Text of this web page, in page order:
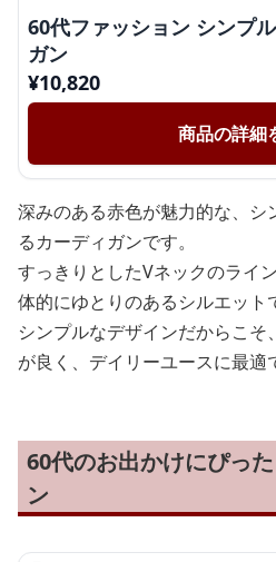
60代ファッション シンプ
ガン
¥10,820
商品の詳細
深みのある赤色が魅力的な、シ
るカーディガンです。
すっきりとしたVネックのライ
体的にゆとりのあるシルエット
シンプルなデザインだからこ
が良く、デイリーユースに最適
60代のお出かけにぴっ
ン